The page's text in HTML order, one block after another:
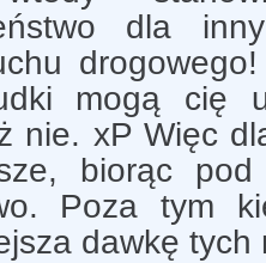
dla
mogą cię
nie. xP Więc
biorąc
Poza tym
dawkę